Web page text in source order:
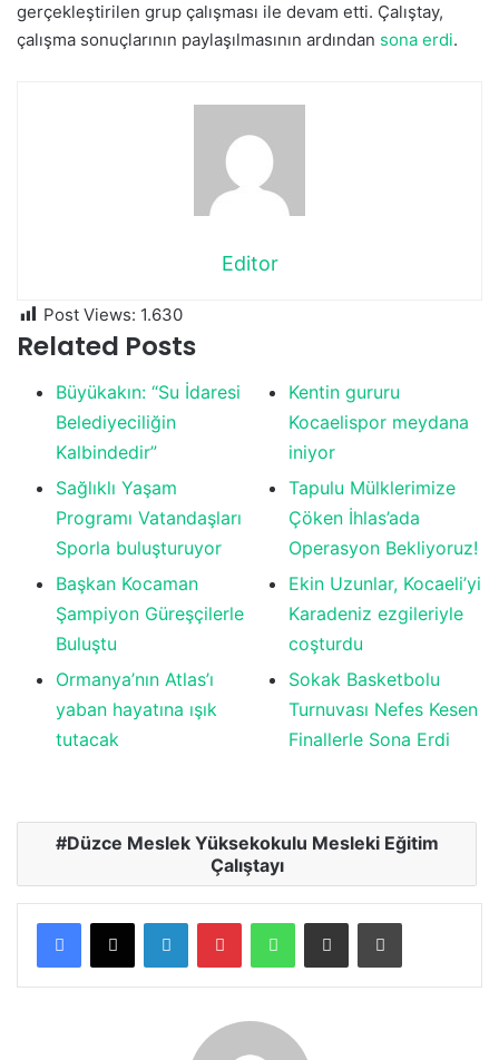
gerçekleştirilen grup çalışması ile devam etti. Çalıştay,
çalışma sonuçlarının paylaşılmasının ardından sona erdi.
Editor
Post Views: 1.630
Related Posts
Büyükakın: “Su İdaresi
Belediyeciliğin
Kalbindedir”
Sağlıklı Yaşam
Programı Vatandaşları
Sporla buluşturuyor
Başkan Kocaman
Şampiyon Güreşçilerle
Buluştu
Ormanya’nın Atlas’ı
yaban hayatına ışık
tutacak
Kentin gururu
Kocaelispor meydana
iniyor
Tapulu Mülklerimize
Çöken İhlas’ada
Operasyon Bekliyoruz!
Ekin Uzunlar, Kocaeli’yi
Karadeniz ezgileriyle
coşturdu
Sokak Basketbolu
Turnuvası Nefes Kesen
Finallerle Sona Erdi
Düzce Meslek Yüksekokulu Mesleki Eğitim
Çalıştayı